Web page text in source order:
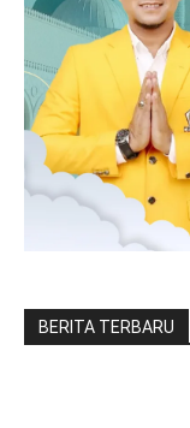
BERITA TERBARU